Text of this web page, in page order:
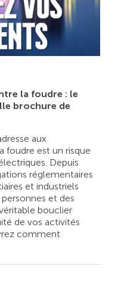
la foudre : le
brochure de
aux
foudre est un risque
Depuis
réglementaires
et industriels
et des
bouclier
de vos activités
comment